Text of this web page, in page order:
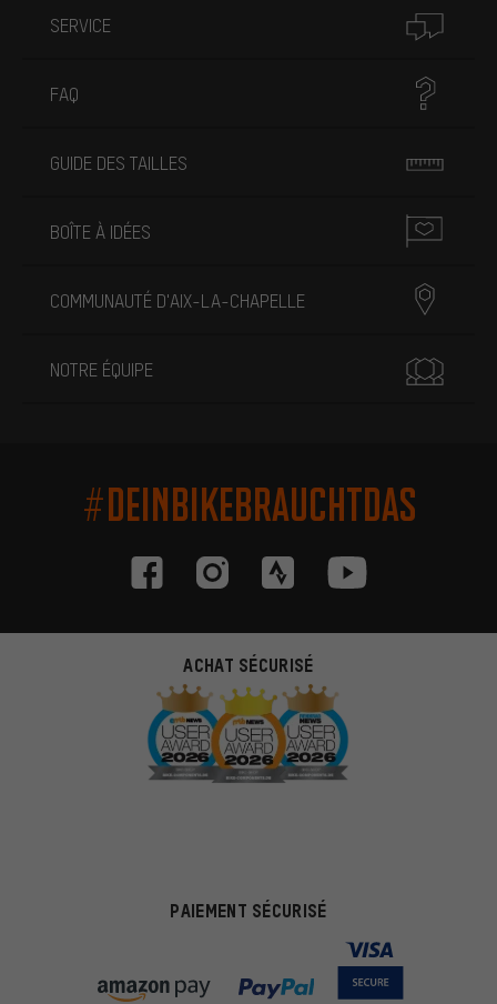
SERVICE
FAQ
GUIDE DES TAILLES
BOÎTE À IDÉES
COMMUNAUTÉ D'AIX-LA-CHAPELLE
NOTRE ÉQUIPE
#DEINBIKEBRAUCHTDAS
ACHAT SÉCURISÉ
PAIEMENT SÉCURISÉ